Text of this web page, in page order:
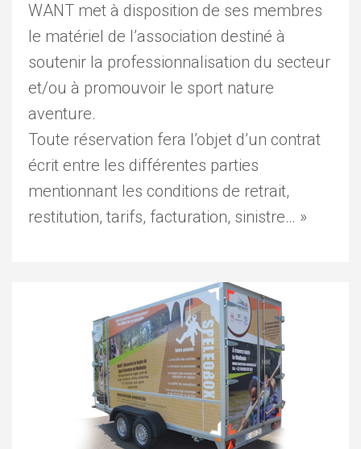
WANT met à disposition de ses membres
le matériel de l’association destiné à
soutenir la professionnalisation du secteur
et/ou à promouvoir le sport nature
aventure.
Toute réservation fera l’objet d’un contrat
écrit entre les différentes parties
mentionnant les conditions de retrait,
restitution, tarifs, facturation, sinistre… »